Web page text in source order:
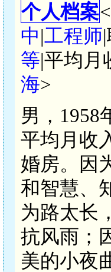
个人档案<
中|工程师
等|平均月
海>
男，1958
平均月收
婚房。因
和智慧、
为路太长
抗风雨；
美的小夜